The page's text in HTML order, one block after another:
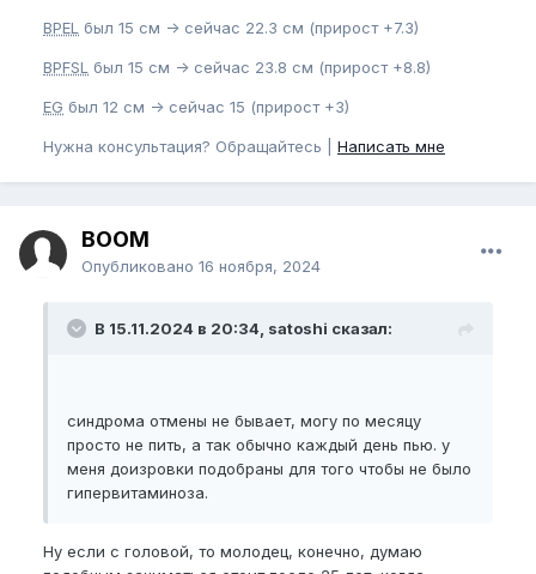
Калия Оротат,
Моя просьба:
бадах....
BPEL был 15 см -> сейчас 22.3 см (прирост +7.3)
BPFSL был 15 см -> сейчас 23.8 см (прирост +8.8)
EG был 12 см -> сейчас 15 (прирост +3)
Нужна консультация? Обращайтесь | Написать мне
BOOM
Опубликовано 16 ноября, 2024
В 15.11.2024 в 20:34, satoshi сказал:
синдрома отмены не бывает, могу по месяцу
просто не пить, а так обычно каждый день пью. у
меня доизровки подобраны для того чтобы не было
гипервитаминоза.
Ну если с головой, то молодец, конечно, думаю